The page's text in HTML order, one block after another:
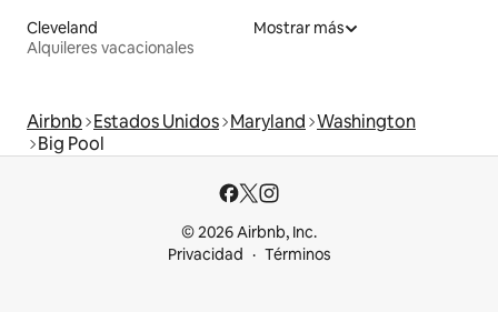
Cleveland
Alquileres vacacionales
Mostrar más
Airbnb Estados Unidos Maryland Washington
Big Pool
© 2026 Airbnb, Inc.
Privacidad
Términos